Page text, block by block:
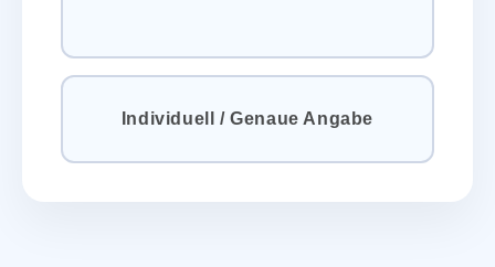
Individuell / Genaue Angabe